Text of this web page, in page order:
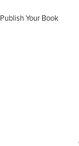
Publish Your Book